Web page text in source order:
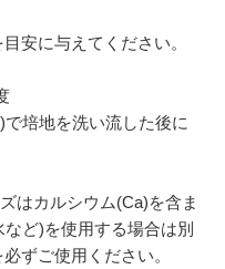
安に与えてください。
培地を洗い流した後に
はカルシウム(Ca)を含ま
ど)を使用する場合は別
ずご使用ください。